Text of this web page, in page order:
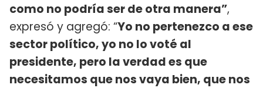
como no podría ser de otra manera”,
expresó y agregó: “Yo no pertenezco a ese
sector político, yo no lo voté al
presidente, pero la verdad es que
necesitamos que nos vaya bien, que nos